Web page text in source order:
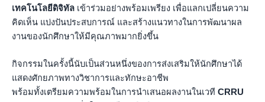
เทคโนโลยีดิจิทัล เข้าร่วมอย่างพร้อมเพรียง เพื่อแลกเปลี่ยนความ
คิดเห็น แบ่งปันประสบการณ์ และสร้างแนวทางในการพัฒนาผล
งานของนักศึกษาให้มีคุณภาพมากยิ่งขึ้น
กิจกรรมในครั้งนี้นับเป็นส่วนหนึ่งของการส่งเสริมให้นักศึกษาได้
แสดงศักยภาพทางวิชาการและทักษะอาชีพ
พร้อมทั้งเตรียมความพร้อมในการนำเสนอผลงานในเวที CRRU